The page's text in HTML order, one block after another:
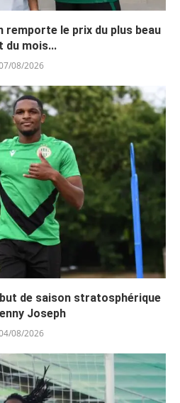
remporte le prix du plus beau
du mois...
08/2026
de saison stratosphérique
Joseph
08/2026